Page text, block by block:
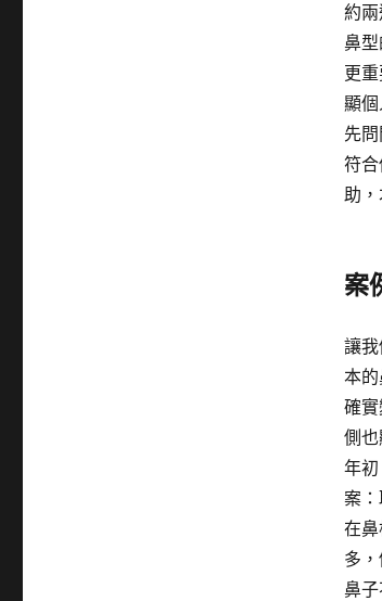
約
鼻
更
顯
先
符
助
案
讓
本
確
側
年
案
在
多
鼻